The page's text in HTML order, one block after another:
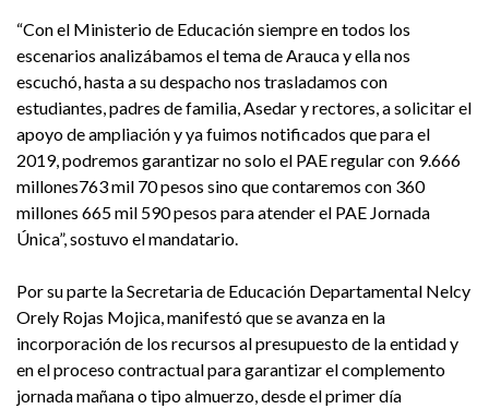
“Con el Ministerio de Educación siempre en todos los
escenarios analizábamos el tema de Arauca y ella nos
escuchó, hasta a su despacho nos trasladamos con
estudiantes, padres de familia, Asedar y rectores, a solicitar el
apoyo de ampliación y ya fuimos notificados que para el
2019, podremos garantizar no solo el PAE regular con 9.666
millones763 mil 70 pesos sino que contaremos con 360
millones 665 mil 590 pesos para atender el PAE Jornada
Única”, sostuvo el mandatario.
Por su parte la Secretaria de Educación Departamental Nelcy
Orely Rojas Mojica, manifestó que se avanza en la
incorporación de los recursos al presupuesto de la entidad y
en el proceso contractual para garantizar el complemento
jornada mañana o tipo almuerzo, desde el primer día